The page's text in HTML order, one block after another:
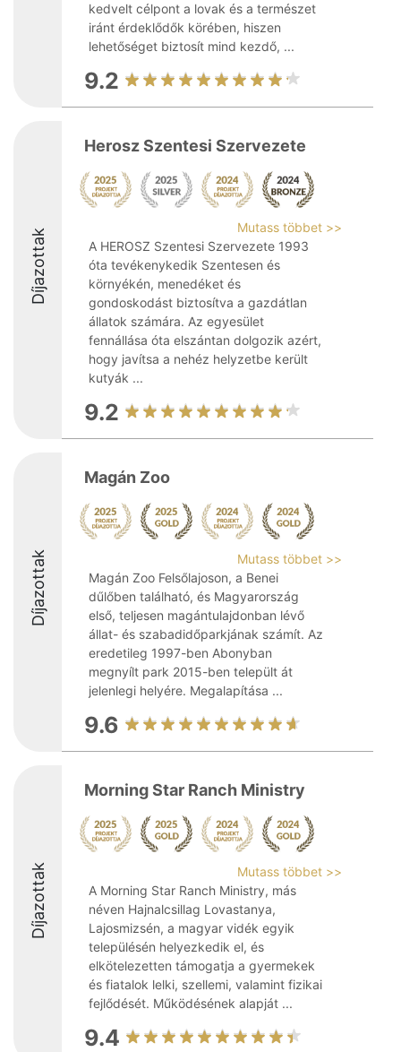
kedvelt célpont a lovak és a természet
iránt érdeklődők körében, hiszen
lehetőséget biztosít mind kezdő, ...
9.2
Díjazottak
Herosz Szentesi Szervezete
Mutass többet >>
A HEROSZ Szentesi Szervezete 1993
óta tevékenykedik Szentesen és
környékén, menedéket és
gondoskodást biztosítva a gazdátlan
állatok számára. Az egyesület
fennállása óta elszántan dolgozik azért,
hogy javítsa a nehéz helyzetbe került
kutyák ...
9.2
Díjazottak
Magán Zoo
Mutass többet >>
Magán Zoo Felsőlajoson, a Benei
dűlőben található, és Magyarország
első, teljesen magántulajdonban lévő
állat- és szabadidőparkjának számít. Az
eredetileg 1997-ben Abonyban
megnyílt park 2015-ben települt át
jelenlegi helyére. Megalapítása ...
9.6
Díjazottak
Morning Star Ranch Ministry
Mutass többet >>
A Morning Star Ranch Ministry, más
néven Hajnalcsillag Lovastanya,
Lajosmizsén, a magyar vidék egyik
településén helyezkedik el, és
elkötelezetten támogatja a gyermekek
és fiatalok lelki, szellemi, valamint fizikai
fejlődését. Működésének alapját ...
9.4